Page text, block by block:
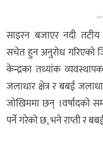
साइरन बजाएर नदी
सचेत हुन अनुरोध गरिएको
केन्द्रका तथ्यांक
जलाधार क्षेत्र र बबई
जोखिममा छन् ।वर्षादको
पर्ने गरेको छ, भने राप्ती र